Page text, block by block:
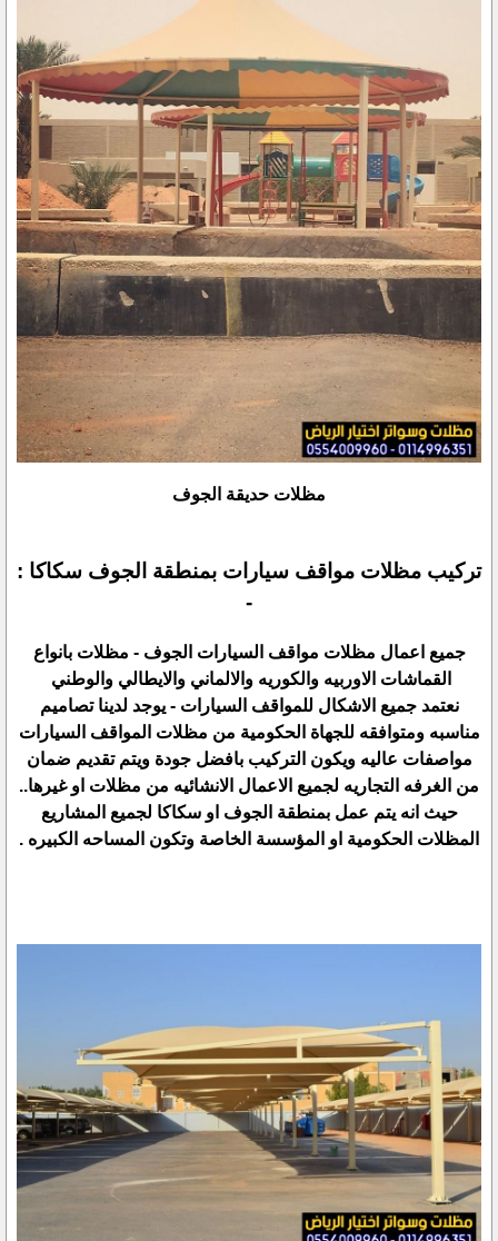
مظلات حديقة الجوف
تركيب مظلات مواقف سيارات بمنطقة الجوف سكاكا :
-
جميع اعمال مظلات مواقف السيارات الجوف - مظلات بانواع
القماشات الاوربيه والكوريه والالماني والايطالي والوطني
نعتمد جميع الاشكال للمواقف السيارات - يوجد لدينا تصاميم
مناسبه ومتوافقه للجهاة الحكومية من مظلات المواقف السيارات
مواصفات عاليه ويكون التركيب بافضل جودة ويتم تقديم ضمان
من الغرفه التجاريه لجميع الاعمال الانشائيه من مظلات او غيرها..
حيث انه يتم عمل بمنطقة الجوف او سكاكا لجميع المشاريع
المظلات الحكومية او المؤسسة الخاصة وتكون المساحه الكبيره .